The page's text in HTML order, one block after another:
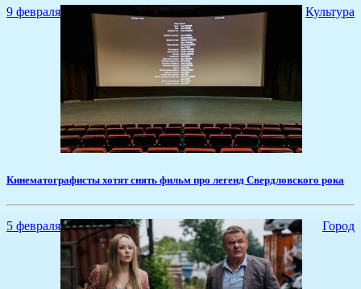
9 февраля Культура
​Кинематографисты хотят снять фильм про легенд Свердловского рока
5 февраля Город